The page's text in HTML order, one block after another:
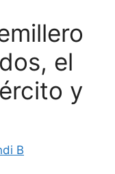
el
y
B